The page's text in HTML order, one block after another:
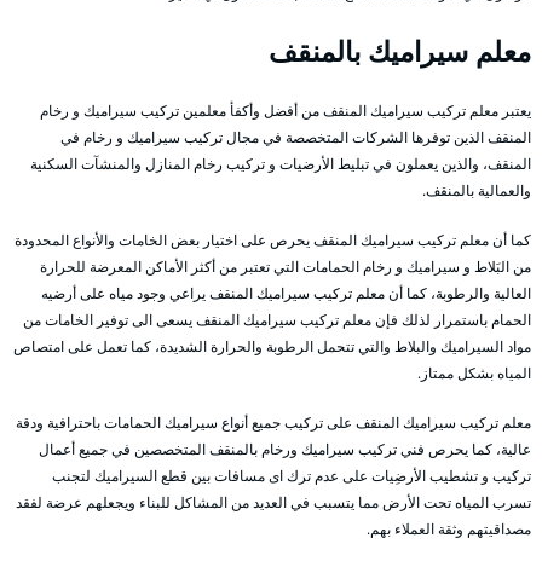
معلم سيراميك بالمنقف
يعتبر معلم تركيب سيراميك المنقف من أفضل وأكفأ معلمين تركيب سيراميك و رخام
المنقف الذين توفرها الشركات المتخصصة في مجال تركيب سيراميك و رخام في
المنقف، والذين يعملون في تبليط الأرضيات و تركيب رخام المنازل والمنشآت السكنية
والعمالية بالمنقف.
كما أن معلم تركيب سيراميك المنقف يحرص على اختيار بعض الخامات والأنواع المحدودة
من البَلاط و سيراميك و رخام الحمامات التي تعتبر من أكثر الأماكن المعرضة للحرارة
العالية والرطوبة، كما أن معلم تركيب سيراميك المنقف يراعي وجود مياه على أرضيه
الحمام باستمرار لذلك فإن معلم تركيب سيراميك المنقف يسعى الى توفير الخامات من
مواد السيراميك والبلاط والتي تتحمل الرطوبة والحرارة الشديدة، كما تعمل على امتصاص
المياه بشكل ممتاز.
معلم تركيب سيراميك المنقف على تركيب جميع أنواع سيراميك الحمامات باحترافية ودقة
عالية، كما يحرص فني تركيب سيراميك ورخام بالمنقف المتخصصين في جميع أعمال
تركيب و تشطيب الأرضِيات على عدم ترك اى مسافات بين قطع السيراميك لتجنب
تسرب المياه تحت الأرض مما يتسبب في العديد من المشاكل للبناء ويجعلهم عرضة لفقد
مصداقيتهم وثقة العملاء بهم.